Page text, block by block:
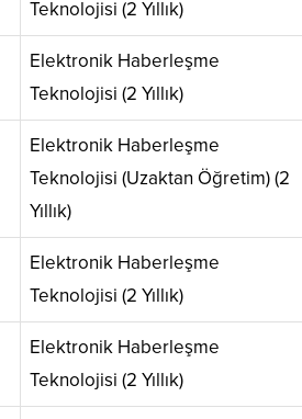
Teknolojisi (2 Yıllık)
Elektronik Haberleşme
Teknolojisi (2 Yıllık)
Elektronik Haberleşme
Teknolojisi (Uzaktan Öğretim) (2
Yıllık)
Elektronik Haberleşme
Teknolojisi (2 Yıllık)
Elektronik Haberleşme
Teknolojisi (2 Yıllık)